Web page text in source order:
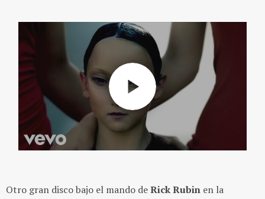
Otro gran disco bajo el mando deRick Rubin en la